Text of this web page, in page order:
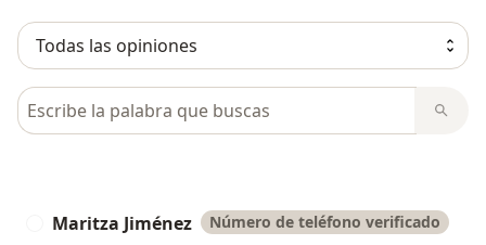
Busca en opiniones
Maritza Jiménez Número de teléfono verificado